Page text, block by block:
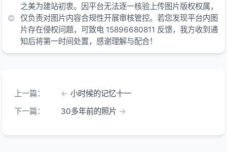
之美为建站初衷。因平台无法逐一核验上传图片版权权属，
仅负责对图片内容合规性开展审核管控。若您发现平台内图
片存在侵权问题，可致电 15896680811 反馈，我方收到通
知后将第一时间处置，感谢理解与配合！
上一篇：
小时候的记忆十一
下一篇：
30多年前的照片